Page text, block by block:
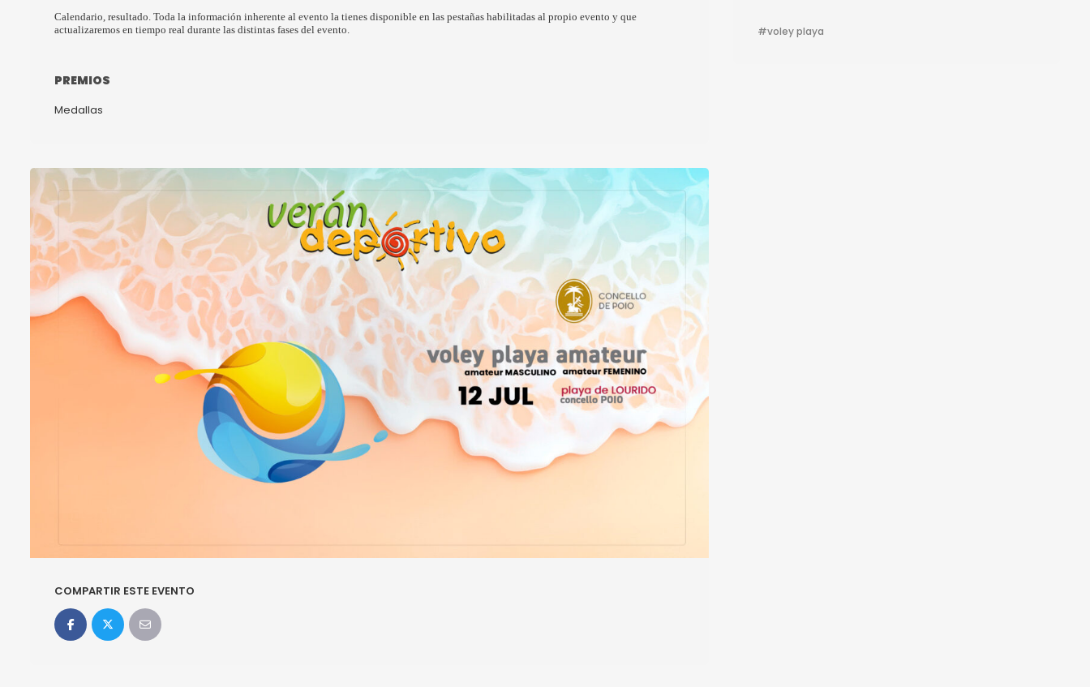
Calendario, resultado. Toda la información inherente al evento la tienes disponible en las pestañas habilitadas al propio evento y que
actualizaremos en tiempo real durante las distintas fases del evento.
PREMIOS
Medallas
COMPARTIR ESTE EVENTO
voley playa